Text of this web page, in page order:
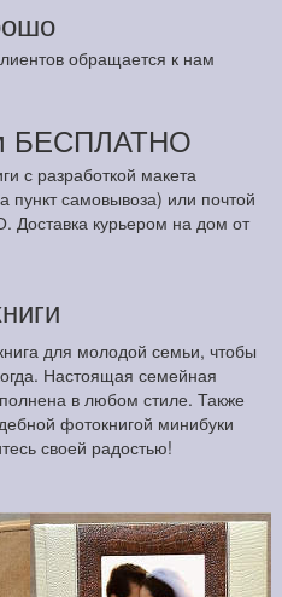
обращается к нам
БЕСПЛАТНО
с разработкой макета
пункт самовывоза) или почтой
курьером на дом от
для молодой семьи, чтобы
Настоящая семейная
в любом стиле. Также
фотокнигой минибуки
своей радостью!